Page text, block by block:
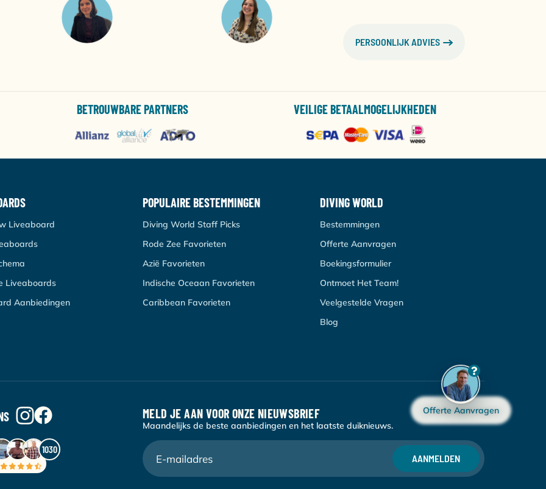
PERSOONLIJK ADVIES
Offerte Aanvragen
BETROUWBARE PARTNERS VEILIGE BETAALMOGELIJKHEDEN
Liveaboard
Liveaboards
Aanbiedingen
POPULAIRE BESTEMMINGEN
Diving World Staff Picks
Rode Zee Favorieten
Azië Favorieten
Indische Oceaan Favorieten
Caribbean Favorieten
DIVING WORLD
Bestemmingen
Offerte Aanvragen
Boekingsformulier
Ontmoet Het Team!
Veelgestelde Vragen
Blog
1030
MELD JE AAN VOOR ONZE NIEUWSBRIEF
Maandelijks de beste aanbiedingen en het laatste duiknieuws.
AANMELDEN